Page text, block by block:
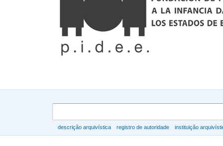
descrição arquivística registro de autoridade instituição